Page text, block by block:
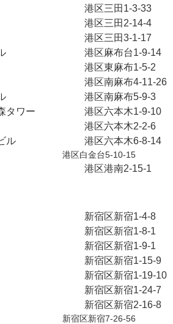
　　　　　　　　　港区三田
　　　　　　　　　港区三田
　　　　　　　　　港区三田
ル　　　　　　　　港区麻布台
ル　　　　　　　　　港区東麻
　　　　　　　　　港区南麻布
ル　　　　　　　　港区南麻
森タワー　　　　　港区六本木
　　　　　　　　　港区六本
ビル　　　　　　　港区六本木
　　　　　　港区白金台5-10-15
　　　　　　　　　港区港南
　　　　　　　　　新宿区新
　　　　　　　　　新宿区新
　　　　　　　　　新宿区新
　　　　　　　　　新宿区新
　　　　　　　　　新宿区新宿
　　　　　　　　　新宿区新
　　　　　　　　　新宿区新
　　　　　　新宿区新宿7-26-56